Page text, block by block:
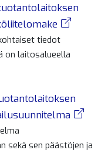
tiedot
on laitosalueella
sekä sen päästöjen ja